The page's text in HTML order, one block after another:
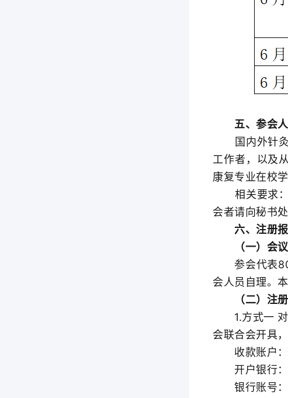
五、参会人
国内外针灸
工作者，以及
康复专业在校
相关要求：
会者请向秘书
六、注册报
（一）会议
参会代表800
会人员自理。
（二）注册
1.方式一 对
会联合会开具
收款账户：
开户银行：
银行账号：